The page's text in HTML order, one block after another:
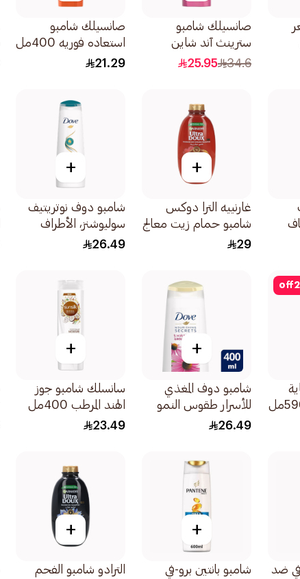
صانسيلك شامبو
سترينث آند شاين
700مل
34.6
25.95
صانسيلك شامبو
استعاده فوريه 400مل
21.29
+
غارنييه الترا دوكس
شامبو حمام زيت معالج
بزيت الخروع واللوز
29
+
شامبو دوف نوتريتيف
سوليوشنز، الأطراف
المتقصفة، 400مل
26.49
off
+
شامبو دوف المغذي
للأسرار طقوس النمو
400مل
26.49
+
سانسلك شامبو جوز
الهند المرطب 400مل
23.49
في ضد
+
شامبو بانتين برو-في
+
الترادو شامبو الفحم